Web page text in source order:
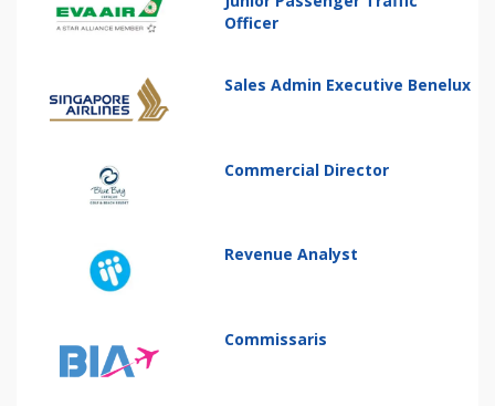
Officer
Sales Admin Executive Benelux
Commercial Director
Revenue Analyst
Commissaris